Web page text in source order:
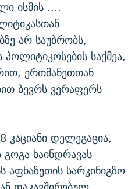
ისმის ....
არ საუბრობს,
საქმეა,
ერთმანეთთან
ბევრს ვერაფერს
კაციანი დელეგაცია,
ხაინდრავას
სარკინიგზო